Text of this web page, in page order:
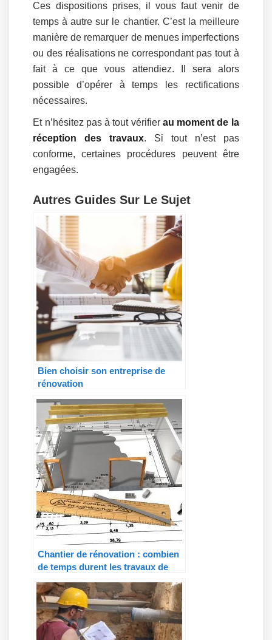
Ces dispositions prises, il vous faut venir de
temps à autre sur le chantier. C’est la meilleure
manière de remarquer de menues imperfections
ou des réalisations ne correspondant pas tout à
fait à ce que vous attendiez. Il sera alors
possible d’opérer à temps les rectifications
nécessaires.
Et n’hésitez pas à tout vérifier au moment de la
réception des travaux. Si tout n’est pas
conforme, certaines procédures peuvent être
engagées.
Autres Guides Sur Le Sujet
Bien choisir son entreprise de
rénovation
Chantier de rénovation : combien
de temps durent les travaux de
rénovation ?